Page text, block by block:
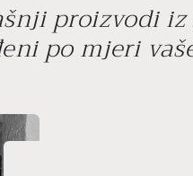
proizvodi
po mjeri